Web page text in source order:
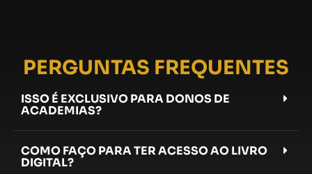
PERGUNTAS FREQUENTES
ISSO É EXCLUSIVO PARA DONOS DE
ACADEMIAS?
COMO FAÇO PARA TER ACESSO AO LIVRO
DIGITAL?